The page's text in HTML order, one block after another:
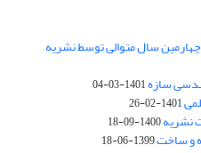
سال متوالی توسط نشریه
سازه1401-03-04
1401-02-26
نشریه1400-09-18
1399-06-18